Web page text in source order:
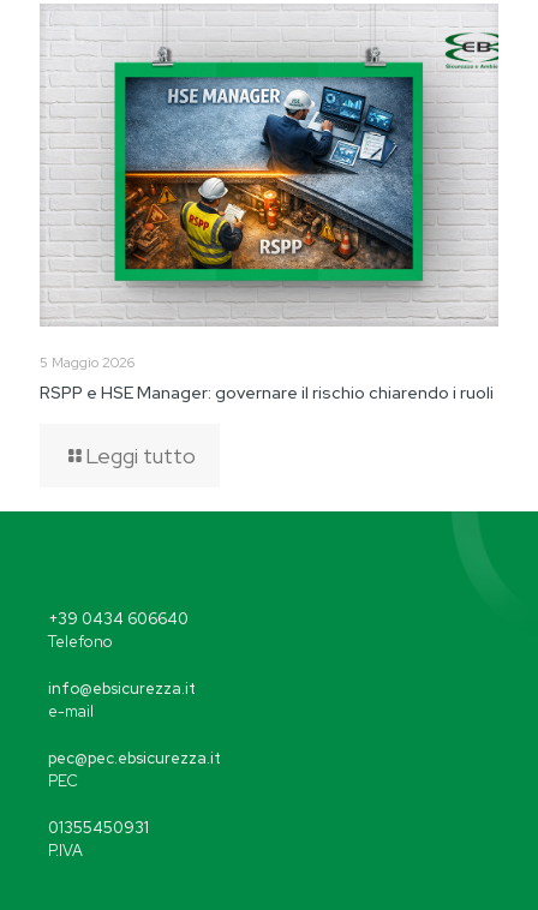
5 Maggio 2026
RSPP e HSE Manager: governare il rischio chiarendo i ruoli
Leggi tutto
+39 0434 606640
Telefono
info@ebsicurezza.it
e-mail
pec@pec.ebsicurezza.it
PEC
01355450931
P.IVA